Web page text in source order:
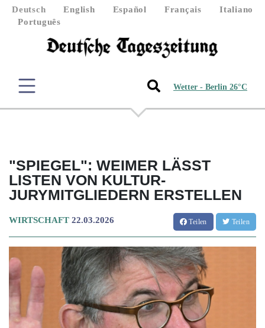
Deutsch English Español Français
Italiano
Português
Wetter - Berlin 26°C
"SPIEGEL": WEIMER LÄSST
LISTEN VON KULTUR-
JURYMITGLIEDERN ERSTELLEN
WIRTSCHAFT 22.03.2026 Teilen Teilen